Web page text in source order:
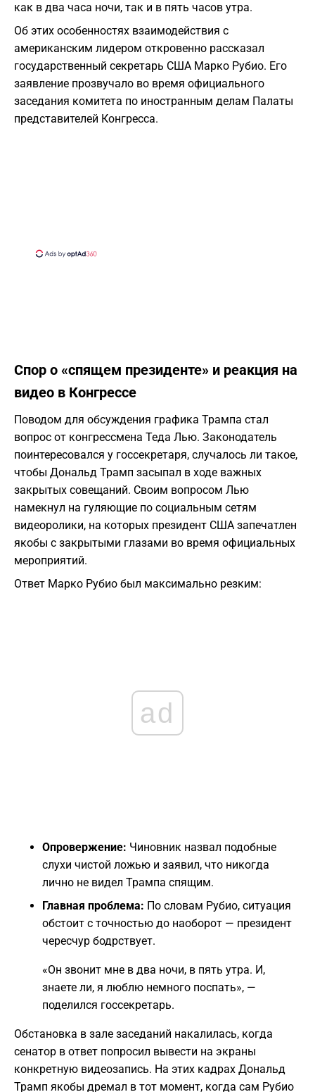
как в два часа ночи, так и в пять часов утра.
Об этих особенностях взаимодействия с
американским лидером откровенно рассказал
государственный секретарь США Марко Рубио. Его
заявление прозвучало во время официального
заседания комитета по иностранным делам Палаты
представителей Конгресса.
Спор о «спящем президенте» и реакция на
видео в Конгрессе
Поводом для обсуждения графика Трампа стал
вопрос от конгрессмена Теда Лью. Законодатель
поинтересовался у госсекретаря, случалось ли такое,
чтобы Дональд Трамп засыпал в ходе важных
закрытых совещаний. Своим вопросом Лью
намекнул на гуляющие по социальным сетям
видеоролики, на которых президент США запечатлен
якобы с закрытыми глазами во время официальных
мероприятий.
Ответ Марко Рубио был максимально резким:
ad
Опровержение: Чиновник назвал подобные
слухи чистой ложью и заявил, что никогда
лично не видел Трампа спящим.
Главная проблема: По словам Рубио, ситуация
обстоит с точностью до наоборот — президент
чересчур бодрствует.
«Он звонит мне в два ночи, в пять утра. И,
знаете ли, я люблю немного поспать», —
поделился госсекретарь.
Обстановка в зале заседаний накалилась, когда
сенатор в ответ попросил вывести на экраны
конкретную видеозапись. На этих кадрах Дональд
Трамп якобы дремал в тот момент, когда сам Рубио